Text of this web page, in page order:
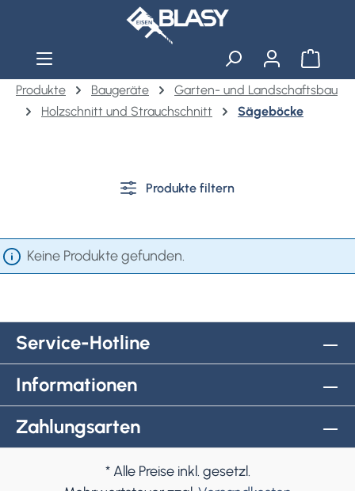
Zum Hauptinhalt springen
Produkte
Baugeräte
Garten- und Landschaftsbau
Holzschnitt und Strauchschnitt
Sägeböcke
Produkte filtern
Keine Produkte gefunden.
Service-Hotline
Informationen
Zahlungsarten
* Alle Preise inkl. gesetzl.